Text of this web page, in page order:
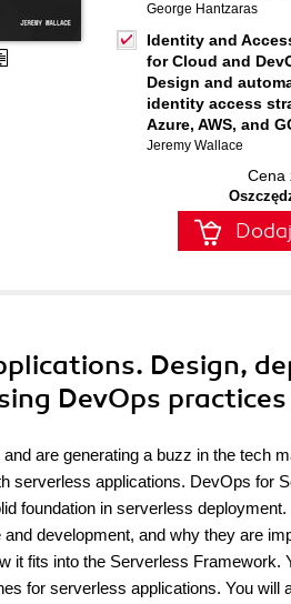
George Hantzaras
Identity and
for Cloud and
Design and
identity access
Azure, AWS, and
Jeremy Wallace
Cena
Design,
DevOps practices
are generating a buzz in the tech
serverless applications. DevOps for
foundation in serverless deployment.
development, and why they are
it fits into the Serverless Framework.
for serverless applications. You will